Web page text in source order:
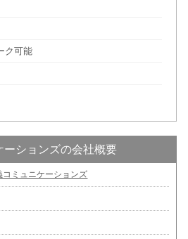
ク可能
ションズの会社概要
コミュニケーションズ